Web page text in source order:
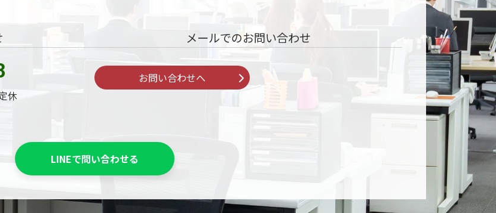
休
メールでのお問い合わせ
お問い合わせへ
LINEで問い合わせる